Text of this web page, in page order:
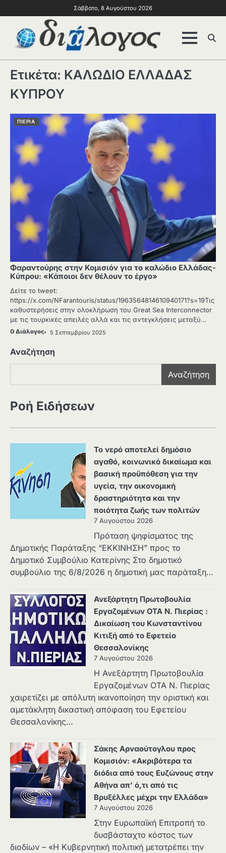
Σάββατο, 8 Αυγούστου 2026
Ετικέτα: ΚΑΛΩΔΙΟ ΕΛΛΑΔΑΣ
ΚΥΠΡΟΥ
ΠΙΕΡΙΑ
Φαραντούρης στην Κομισιόν για το καλώδιο Ελλάδας-
Κύπρου: «Κάποιοι δεν θέλουν το έργο»
Δείτε το tweet:
https://x.com/NFarantouris/status/1963564814610940171?s=19Τις
καθυστερήσεις στην ολοκλήρωση του Great Sea Interconnector
με τις τουρκικές απειλές αλλά και τις αντεγκλήσεις μεταξύ…
Ο Διάλογος 5 Σεπτεμβρίου 2025
Αναζήτηση
Αναζήτηση
Ροή Ειδήσεων
Το νερό αποτελεί δημόσιο
αγαθό, κοινωνικό δικαίωμα και
βασική προϋπόθεση για την
υγεία, την οικονομική
δραστηριότητα και την
ποιότητα ζωής των πολιτών
7 Αυγούστου 2026
Πρόταση ψηφίσματος της
Δημοτικής Παράταξης “ΕΚΚΙΝΗΣΗ” προς το
Δημοτικό Συμβούλιο Κατερίνης Στο δημοτικό
συμβούλιο της 6/8/2026 η δημοτική μας παράταξη…
Ανεξάρτητη Πρωτοβουλία
Εργαζομένων ΟΤΑ Ν. Πιερίας :
Δικαίωση του Κωνσταντίνου
Κιτιξή από το Εφετείο
Θεσσαλονίκης
7 Αυγούστου 2026
Η Ανεξάρτητη Πρωτοβουλία
Εργαζομένων ΟΤΑ Ν. Πιερίας
χαιρετίζει με απόλυτη ικανοποίηση την οριστική και
αμετάκλητη δικαστική απόφαση του Εφετείου
Θεσσαλονίκης…
Σάκης Αρναούτογλου προς
Κομισιόν: «Ακριβότερα τα
διόδια από τους Ευζώνους στην
Αθήνα απ’ ό,τι από τις
Βρυξέλλες μέχρι την Ελλάδα»
7 Αυγούστου 2026
Στην Ευρωπαϊκή Επιτροπή το
δυσβάσταχτο κόστος των
διοδίων – «Η Κυβερνητική πολιτική μετατρέπει την